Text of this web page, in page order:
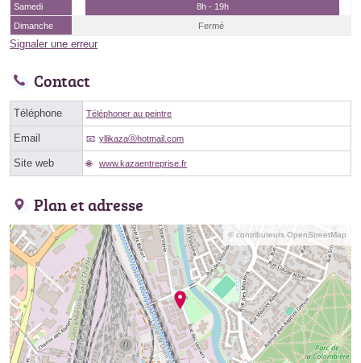
Samedi
8h - 19h
Dimanche
Fermé
Signaler une erreur
Contact
Téléphone Téléphoner au peintre
Email yllikazaⓐhotmail.com
Site web www.kazaentreprise.fr
Plan et adresse
© contributeurs OpenStreetMap